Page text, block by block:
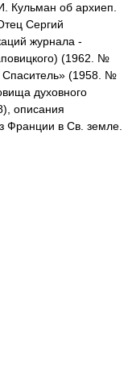
Кульман об архиеп.
Сергий
журнала -
(1962. №
Спаситель» (1958. №
духовного
описания
Франции в Св. земле.